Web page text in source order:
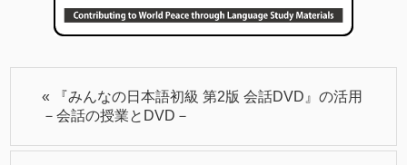
«
『みんなの日本語初級 第2版 会話DVD』の活用
－会話の授業とDVD－